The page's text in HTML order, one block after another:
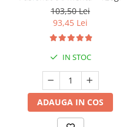
103,50 Lei
93,45 Lei
IN STOC
ADAUGA IN COS